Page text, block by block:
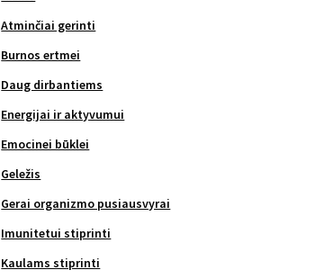
Atminčiai gerinti
Burnos ertmei
Daug dirbantiems
Energijai ir aktyvumui
Emocinei būklei
Geležis
Gerai organizmo pusiausvyrai
Imunitetui stiprinti
Kaulams stiprinti